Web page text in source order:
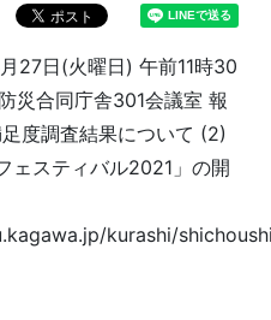
27日(火曜日) 午前11時30
災合同庁舎301会議室 報
度調査結果について (2)
ェスティバル2021」の開
kurashi/